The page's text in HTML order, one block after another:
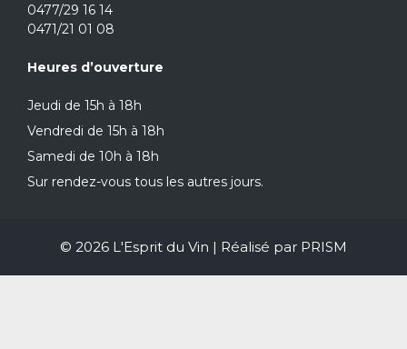
0477/29 16 14
0471/21 01 08
Heures d’ouverture
Jeudi de 15h à 18h
Vendredi de 15h à 18h
Samedi de 10h à 18h
Sur rendez-vous tous les autres jours.
© 2026 L'Esprit du Vin | Réalisé par PRISM